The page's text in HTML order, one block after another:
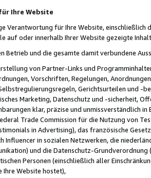
Ihre Website
Verantwortung für Ihre Website,
auf oder innerhalb Ihrer Website gezeigte
Betrieb und die gesamte damit verbundene
von Partner-Links und
Vorschriften, Regelungen,
Gerichtsurteilen und -
Marketing, Datenschutz und -sicherheit,
klar, präzise und unmissverständlich
Trade Commission für die Nutzung von
in Advertising), das französische
Influencer in sozialen Netzwerken, die
und die Datenschutz-
Personen (einschließlich aller
Website hostet),